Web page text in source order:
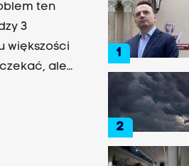
ten
3
większości
ale
1
2